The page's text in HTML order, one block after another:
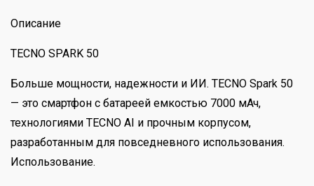
Описание
TECNO SPARK 50
Больше мощности, надежности и ИИ. TECNO Spark 50
— это смартфон с батареей емкостью 7000 мАч,
технологиями TECNO AI и прочным корпусом,
разработанным для повседневного использования.
Использование.